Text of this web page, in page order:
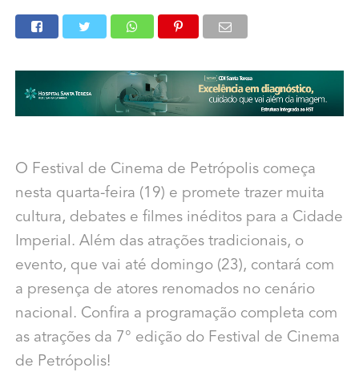
O Festival de Cinema de Petrópolis começa
nesta quarta-feira (19) e promete trazer muita
cultura, debates e filmes inéditos para a Cidade
Imperial. Além das atrações tradicionais, o
evento, que vai até domingo (23), contará com
a presença de atores renomados no cenário
nacional. Confira a programação completa com
as atrações da 7° edição do Festival de Cinema
de Petrópolis!